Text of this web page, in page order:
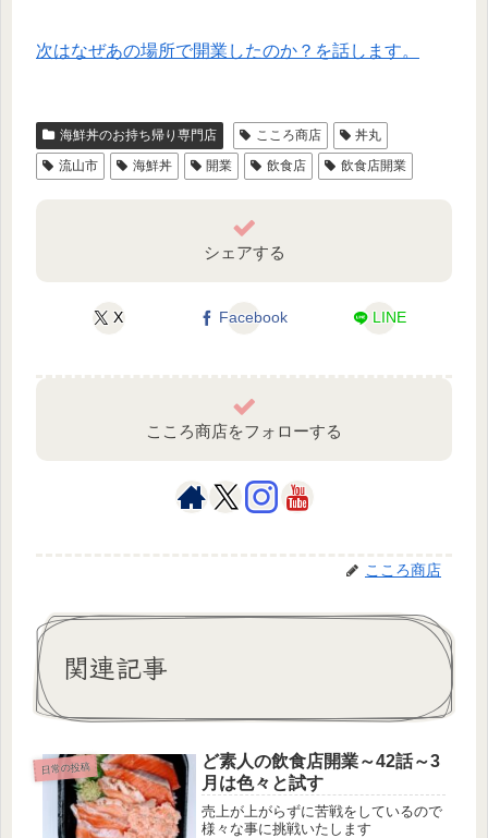
次はなぜあの場所で開業したのか？を話します。
海鮮丼のお持ち帰り専門店 こころ商店
丼丸
流山市
海鮮丼 開業 飲食店 飲食店開業
シェアする
X Facebook LINE
こころ商店をフォローする
こころ商店
関連記事
日常の投稿
ど素人の飲食店開業～42話～3
月は色々と試す
売上が上がらずに苦戦をしているので
様々な事に挑戦いたします